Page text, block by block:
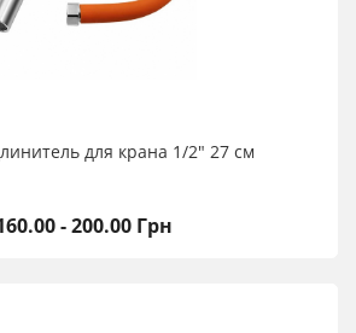
для крана 1/2" 27 см
- 200.00 Грн